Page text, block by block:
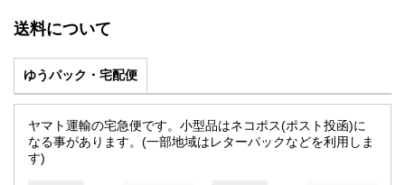
送料について
ゆうパック・宅配便
ヤマト運輸の宅急便です。小型品はネコポス(ポスト投函)に
なる事があります。(一部地域はレターパックなどを利用しま
す)